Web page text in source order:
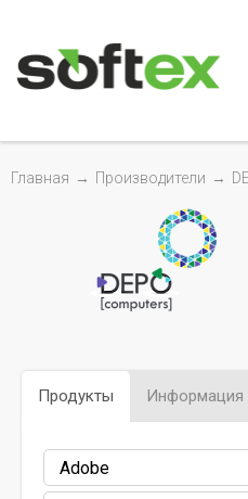
Главная → Производители →
Продукты Информация